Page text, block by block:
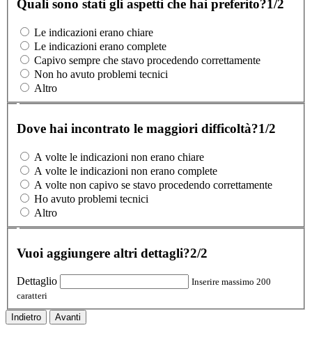
Quali sono stati gli aspetti che hai preferito?1/2
Le indicazioni erano chiare
Le indicazioni erano complete
Capivo sempre che stavo procedendo correttamente
Non ho avuto problemi tecnici
Altro
Dove hai incontrato le maggiori difficoltà?1/2
A volte le indicazioni non erano chiare
A volte le indicazioni non erano complete
A volte non capivo se stavo procedendo correttamente
Ho avuto problemi tecnici
Altro
Vuoi aggiungere altri dettagli?2/2
Dettaglio
Inserire massimo 200
caratteri
Indietro Avanti